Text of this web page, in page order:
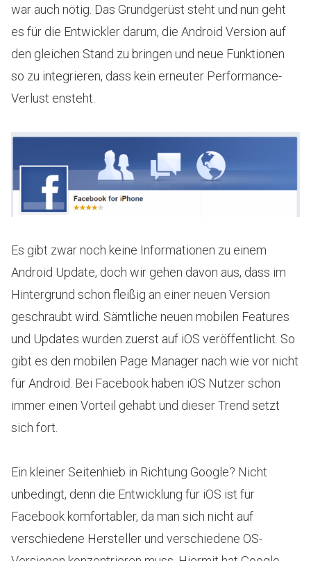
war auch nötig. Das Grundgerüst steht und nun geht
es für die Entwickler darum, die Android Version auf
den gleichen Stand zu bringen und neue Funktionen
so zu integrieren, dass kein erneuter Performance-
Verlust ensteht.
Es gibt zwar noch keine Informationen zu einem
Android Update, doch wir gehen davon aus, dass im
Hintergrund schon fleißig an einer neuen Version
geschraubt wird. Sämtliche neuen mobilen Features
und Updates wurden zuerst auf iOS veröffentlicht. So
gibt es den mobilen Page Manager nach wie vor nicht
für Android. Bei Facebook haben iOS Nutzer schon
immer einen Vorteil gehabt und dieser Trend setzt
sich fort.
Ein kleiner Seitenhieb in Richtung Google? Nicht
unbedingt, denn die Entwicklung für iOS ist für
Facebook komfortabler, da man sich nicht auf
verschiedene Hersteller und verschiedene OS-